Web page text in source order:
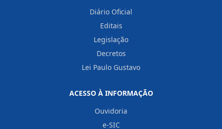
Diário Oficial
Editais
Legislação
Decretos
Lei Paulo Gustavo
ACESSO À INFORMAÇÃO
Ouvidoria
e-SIC